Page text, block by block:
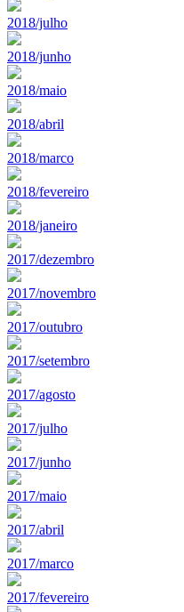
2018/julho
2018/junho
2018/maio
2018/abril
2018/marco
2018/fevereiro
2018/janeiro
2017/dezembro
2017/novembro
2017/outubro
2017/setembro
2017/agosto
2017/julho
2017/junho
2017/maio
2017/abril
2017/marco
2017/fevereiro